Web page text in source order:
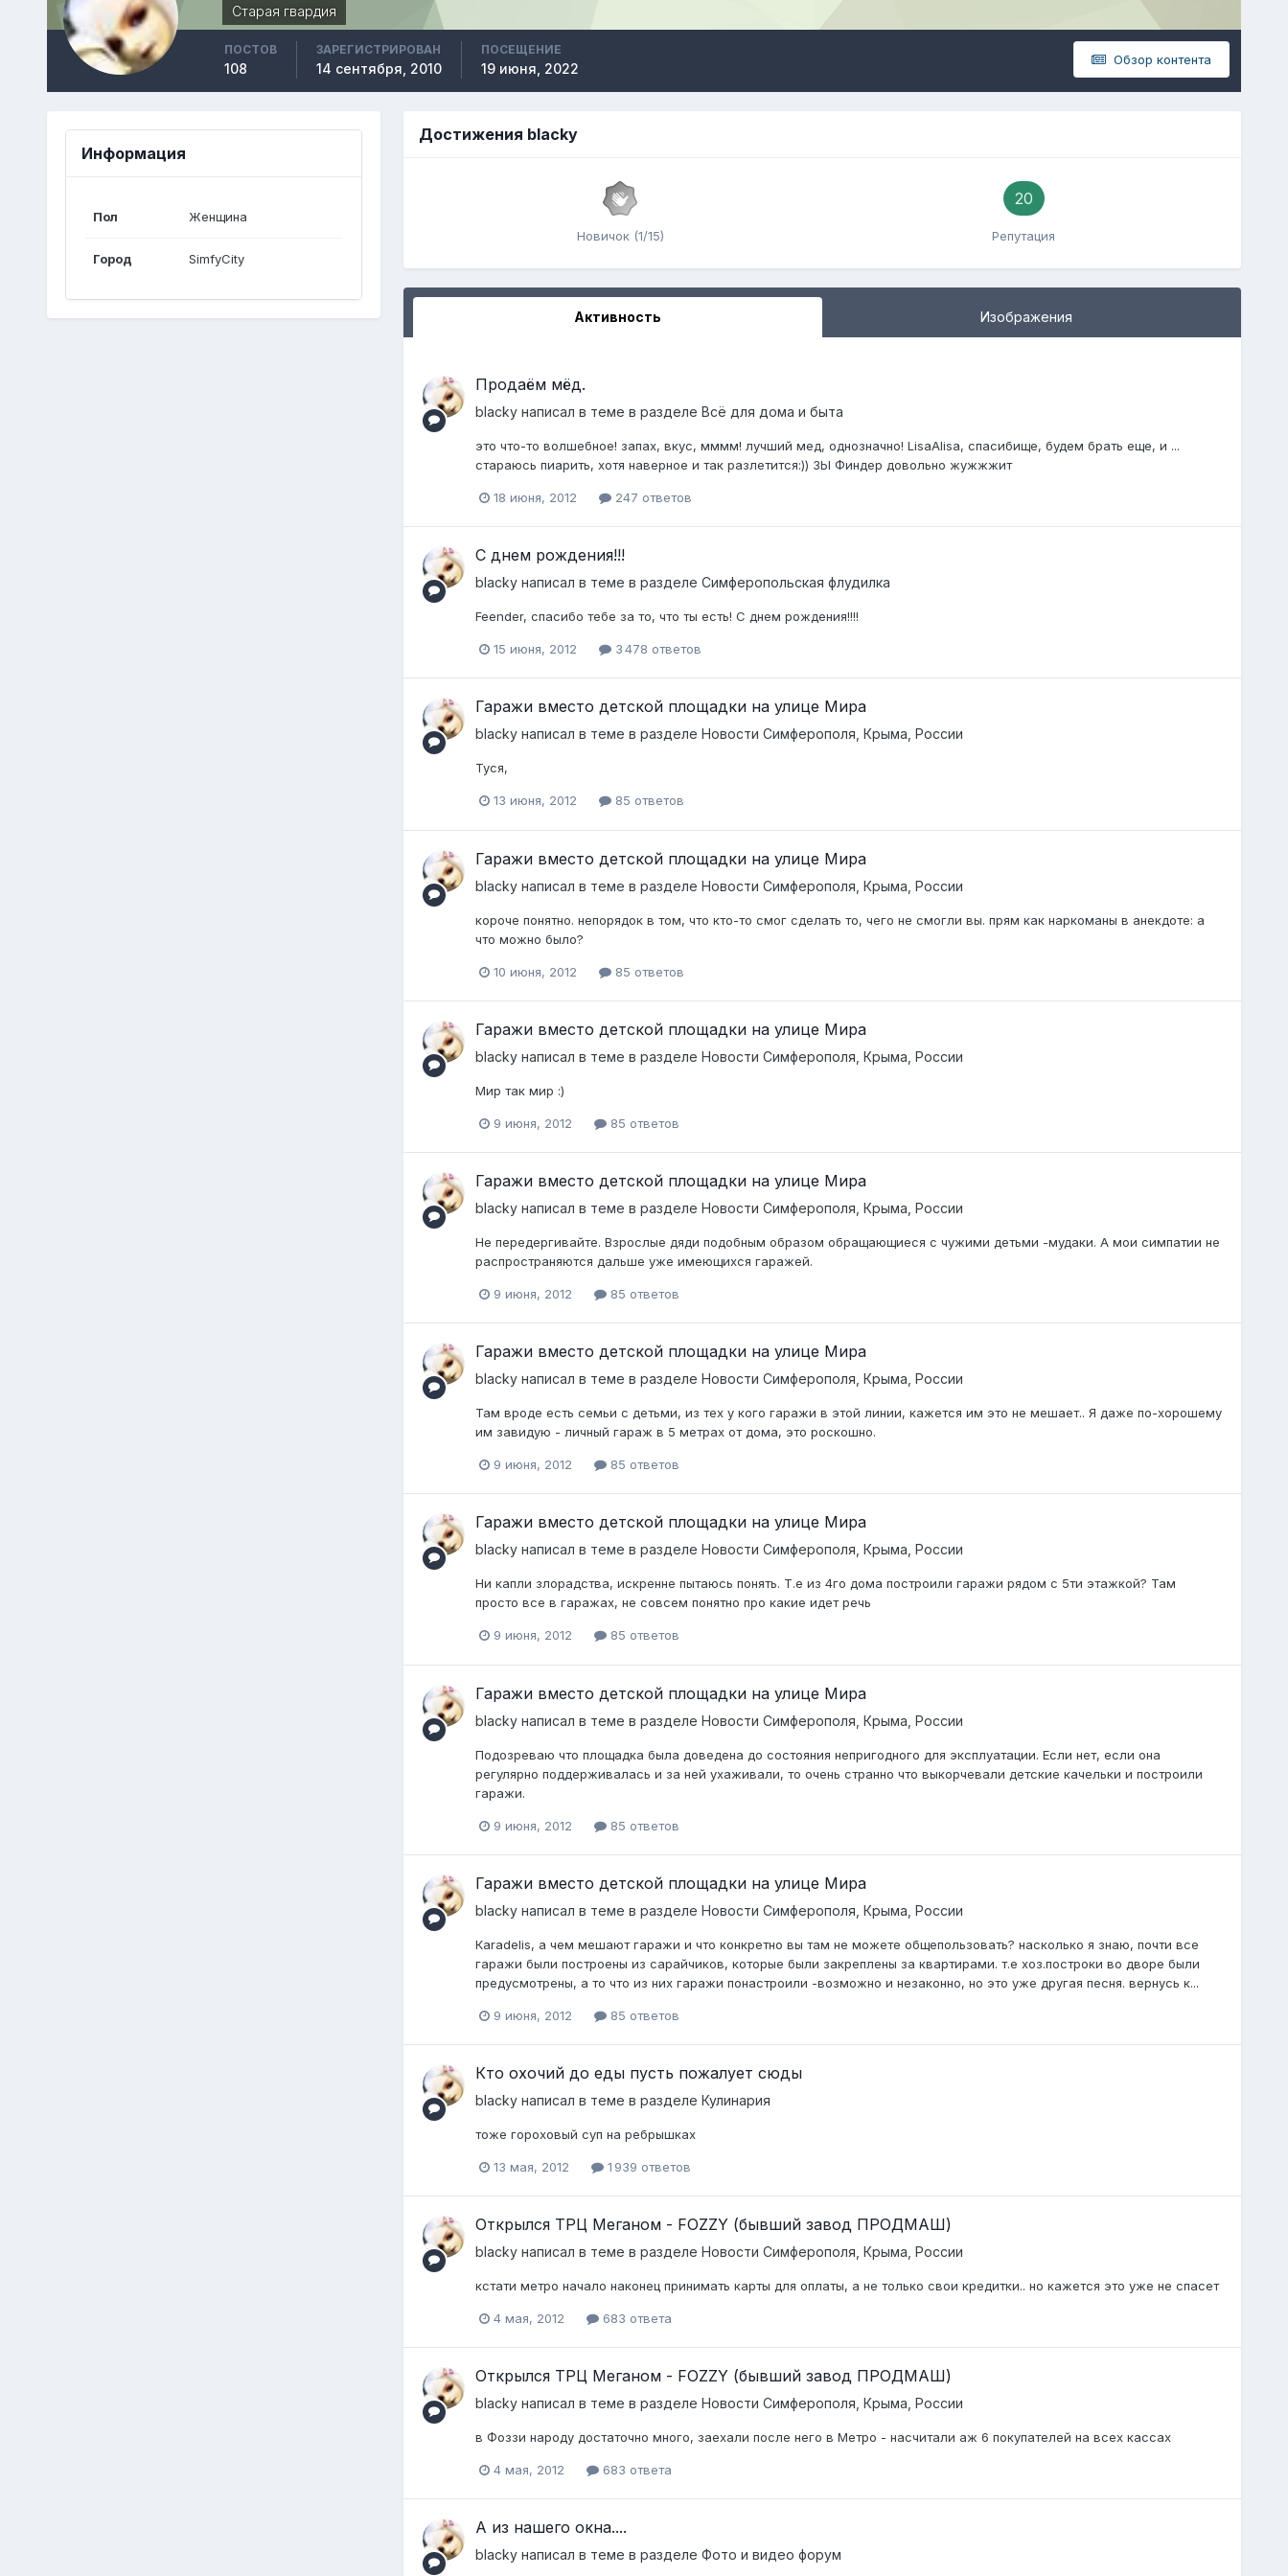
Старая гвардия
Обзор контента
ПОСТОВ
108
ЗАРЕГИСТРИРОВАН
14 сентября, 2010
ПОСЕЩЕНИЕ
19 июня, 2022
Информация
Пол Женщина
Город SimfyCity
Достижения blacky
Новичок (1/15)
20
Репутация
Активность Изображения
Продаём мёд.
blackyнаписал в теме в разделе Всё для дома и быта
это что-то волшебное! запах, вкус, мммм! лучший мед, однозначно! LisaAlisa, спасибище, будем брать еще, и ...
стараюсь пиарить, хотя наверное и так разлетится:)) ЗЫ Финдер довольно жужжжит
18 июня, 2012 247 ответов
С днем рождения!!!
blackyнаписал в теме в разделе Симферопольская флудилка
Feender, спасибо тебе за то, что ты есть! С днем рождения!!!!
15 июня, 2012 3 478 ответов
Гаражи вместо детской площадки на улице Мира
blackyнаписал в теме в разделе Новости Симферополя, Крыма, России
Туся,
13 июня, 2012 85 ответов
Гаражи вместо детской площадки на улице Мира
blackyнаписал в теме в разделе Новости Симферополя, Крыма, России
короче понятно. непорядок в том, что кто-то смог сделать то, чего не смогли вы. прям как наркоманы в анекдоте: а
что можно было?
10 июня, 2012 85 ответов
Гаражи вместо детской площадки на улице Мира
blackyнаписал в теме в разделе Новости Симферополя, Крыма, России
Мир так мир :)
9 июня, 2012 85 ответов
Гаражи вместо детской площадки на улице Мира
blackyнаписал в теме в разделе Новости Симферополя, Крыма, России
Не передергивайте. Взрослые дяди подобным образом обращающиеся с чужими детьми -мудаки. А мои симпатии не
распространяются дальше уже имеющихся гаражей.
9 июня, 2012 85 ответов
Гаражи вместо детской площадки на улице Мира
blackyнаписал в теме в разделе Новости Симферополя, Крыма, России
Там вроде есть семьи с детьми, из тех у кого гаражи в этой линии, кажется им это не мешает.. Я даже по-хорошему
им завидую - личный гараж в 5 метрах от дома, это роскошно.
9 июня, 2012 85 ответов
Гаражи вместо детской площадки на улице Мира
blackyнаписал в теме в разделе Новости Симферополя, Крыма, России
Ни капли злорадства, искренне пытаюсь понять. Т.е из 4го дома построили гаражи рядом с 5ти этажкой? Там
просто все в гаражах, не совсем понятно про какие идет речь
9 июня, 2012 85 ответов
Гаражи вместо детской площадки на улице Мира
blackyнаписал в теме в разделе Новости Симферополя, Крыма, России
Подозреваю что площадка была доведена до состояния непригодного для эксплуатации. Если нет, если она
регулярно поддерживалась и за ней ухаживали, то очень странно что выкорчевали детские качельки и построили
гаражи.
9 июня, 2012 85 ответов
Гаражи вместо детской площадки на улице Мира
blackyнаписал в теме в разделе Новости Симферополя, Крыма, России
Каradelis, а чем мешают гаражи и что конкретно вы там не можете общепользовать? насколько я знаю, почти все
гаражи были построены из сарайчиков, которые были закреплены за квартирами. т.е хоз.построки во дворе были
предусмотрены, а то что из них гаражи понастроили -возможно и незаконно, но это уже другая песня. вернусь к...
9 июня, 2012 85 ответов
Кто охочий до еды пусть пожалует сюды
blackyнаписал в теме в разделе Кулинария
тоже гороховый суп на ребрышках
13 мая, 2012 1 939 ответов
Открылся ТРЦ Меганом - FOZZY (бывший завод ПРОДМАШ)
blackyнаписал в теме в разделе Новости Симферополя, Крыма, России
кстати метро начало наконец принимать карты для оплаты, а не только свои кредитки.. но кажется это уже не спасет
4 мая, 2012 683 ответа
Открылся ТРЦ Меганом - FOZZY (бывший завод ПРОДМАШ)
blackyнаписал в теме в разделе Новости Симферополя, Крыма, России
в Фоззи народу достаточно много, заехали после него в Метро - насчитали аж 6 покупателей на всех кассах
4 мая, 2012 683 ответа
А из нашего окна....
blackyнаписал в теме в разделе Фото и видео форум